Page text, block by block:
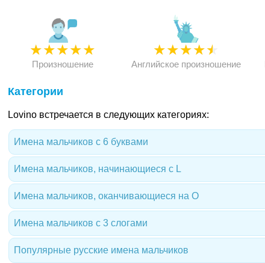
★★★★★
Произношение
★★★★★
Английское произношение
Категории
Lovino встречается в следующих категориях:
Имена мальчиков с 6 буквами
Имена мальчиков, начинающиеся с L
Имена мальчиков, оканчивающиеся на O
Имена мальчиков с 3 слогами
Популярные русские имена мальчиков